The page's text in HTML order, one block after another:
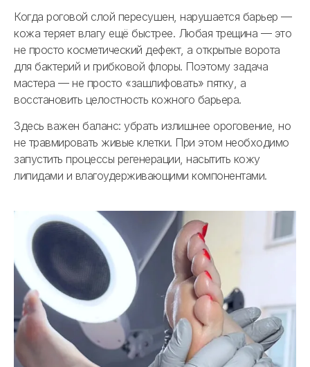
Когда роговой слой пересушен, нарушается барьер —
кожа теряет влагу ещё быстрее. Любая трещина — это
не просто косметический дефект, а открытые ворота
для бактерий и грибковой флоры. Поэтому задача
мастера — не просто «зашлифовать» пятку, а
восстановить целостность кожного барьера.
Здесь важен баланс: убрать излишнее ороговение, но
не травмировать живые клетки. При этом необходимо
запустить процессы регенерации, насытить кожу
липидами и влагоудерживающими компонентами.